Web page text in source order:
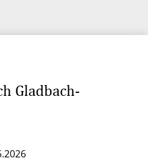
Gladbach-